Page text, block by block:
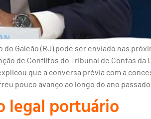
Galeão (RJ) pode ser enviado nas
de Conflitos do Tribunal de Contas da
que a conversa prévia com a
pouco avanço ao longo do ano
legal portuário